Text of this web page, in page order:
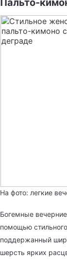
На фото: легкие
Богемные
помощью
поддержанный
шерсть ярких